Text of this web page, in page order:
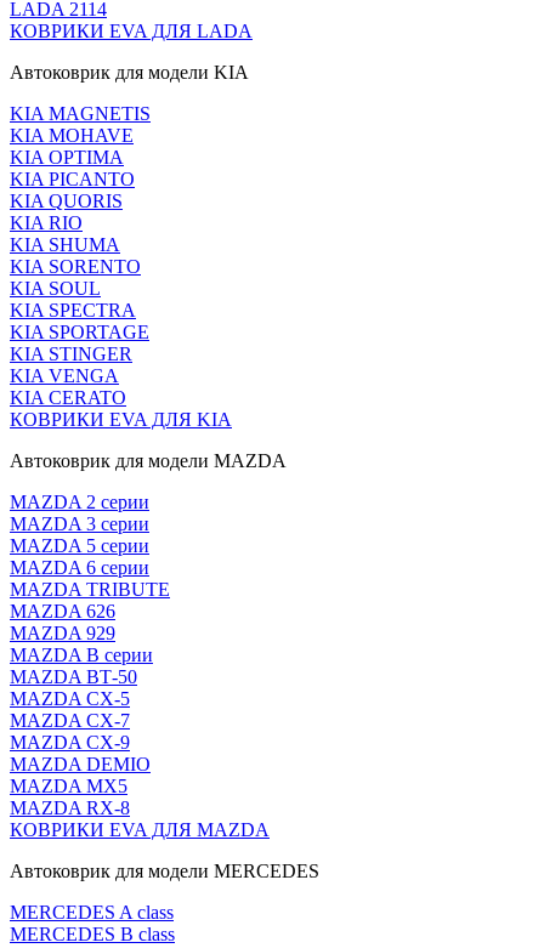
LADA 2114
КОВРИКИ EVA ДЛЯ LADA
Автоковрик для модели KIA
KIA MAGNETIS
KIA MOHAVE
KIA OPTIMA
KIA PICANTO
KIA QUORIS
KIA RIO
KIA SHUMA
KIA SORENTO
KIA SOUL
KIA SPECTRA
KIA SPORTAGE
KIA STINGER
KIA VENGA
KIA CERATO
КОВРИКИ EVA ДЛЯ KIA
Автоковрик для модели MAZDA
MAZDA 2 серии
MAZDA 3 серии
MAZDA 5 серии
MAZDA 6 серии
MAZDA TRIBUTE
MAZDA 626
MAZDA 929
MAZDA В серии
MAZDA ВТ-50
MAZDA CX-5
MAZDA CX-7
MAZDA CX-9
MAZDA DEMIO
MAZDA MX5
MAZDA RX-8
КОВРИКИ EVA ДЛЯ MAZDA
Автоковрик для модели MERCEDES
MERCEDES A class
MERCEDES B class